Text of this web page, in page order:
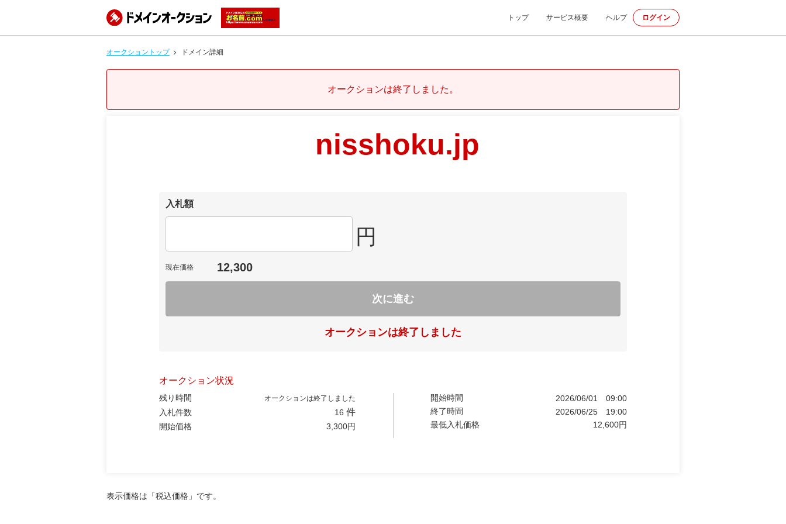
トップ サービス概要 ヘルプ ログイン
オークショントップ ドメイン詳細
オークションは終了しました。
nisshoku.jp
入札額
円
現在価格 12,300
次に進む
オークションは終了しました
オークション状況
残り時間 オークションは終了しました
入札件数 16 件
開始価格 3,300円
開始時間 2026/06/01
09:00
終了時間
2026/06/25
19:00
最低入札価格
12,600円
表示価格は「税込価格」です。